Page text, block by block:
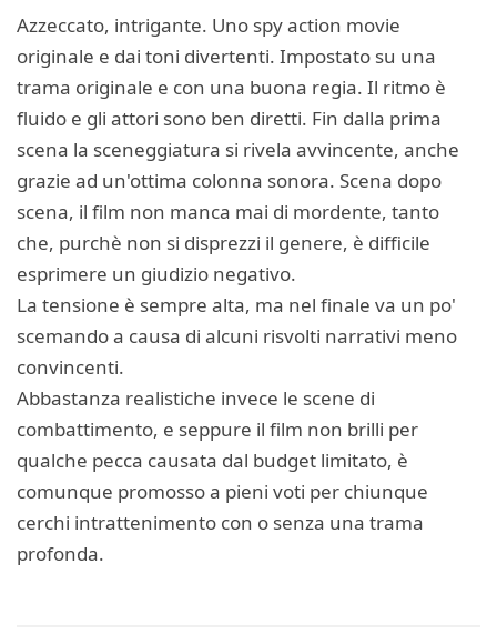
Azzeccato, intrigante. Uno spy action movie
originale e dai toni divertenti. Impostato su una
trama originale e con una buona regia. Il ritmo è
fluido e gli attori sono ben diretti. Fin dalla prima
scena la sceneggiatura si rivela avvincente, anche
grazie ad un'ottima colonna sonora. Scena dopo
scena, il film non manca mai di mordente, tanto
che, purchè non si disprezzi il genere, è difficile
esprimere un giudizio negativo.
La tensione è sempre alta, ma nel finale va un po'
scemando a causa di alcuni risvolti narrativi meno
convincenti.
Abbastanza realistiche invece le scene di
combattimento, e seppure il film non brilli per
qualche pecca causata dal budget limitato, è
comunque promosso a pieni voti per chiunque
cerchi intrattenimento con o senza una trama
profonda.